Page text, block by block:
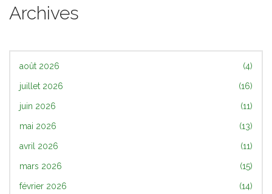
Archives
août 2026 (4)
juillet 2026 (16)
juin 2026 (11)
mai 2026 (13)
avril 2026 (11)
mars 2026 (15)
février 2026 (14)